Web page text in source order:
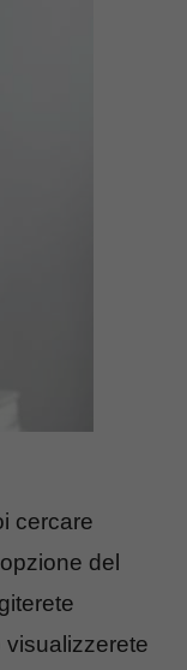
cercare
del
visualizzerete